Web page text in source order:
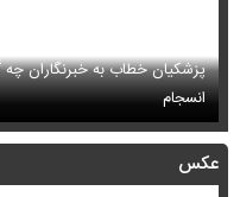
پزشکیان خطاب به خبرنگاران
انسجام
عکس